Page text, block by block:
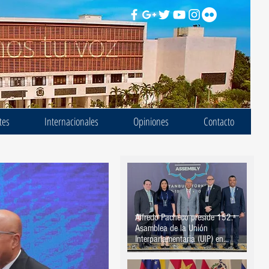
Internacionales Opiniones Contacto
Alfredo Pacheco preside 152.ª
Asamblea de la Unión
Interparlamentaria (UIP) en
Estambul, Turquía